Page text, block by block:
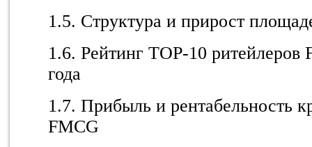
1.5. Структура и прирост
1.6. Рейтинг TOP-10 ритейлеров
года
1.7. Прибыль и рентабельность
FMCG